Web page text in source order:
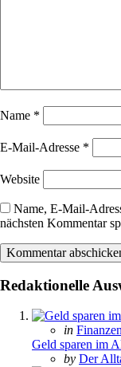
Name *
E-Mail-Adresse *
Website
Name, E-Mail-
nächsten Kommentar
Redaktionelle
Posted
in
in Finanzen
Geld sparen im
Posted
by Der